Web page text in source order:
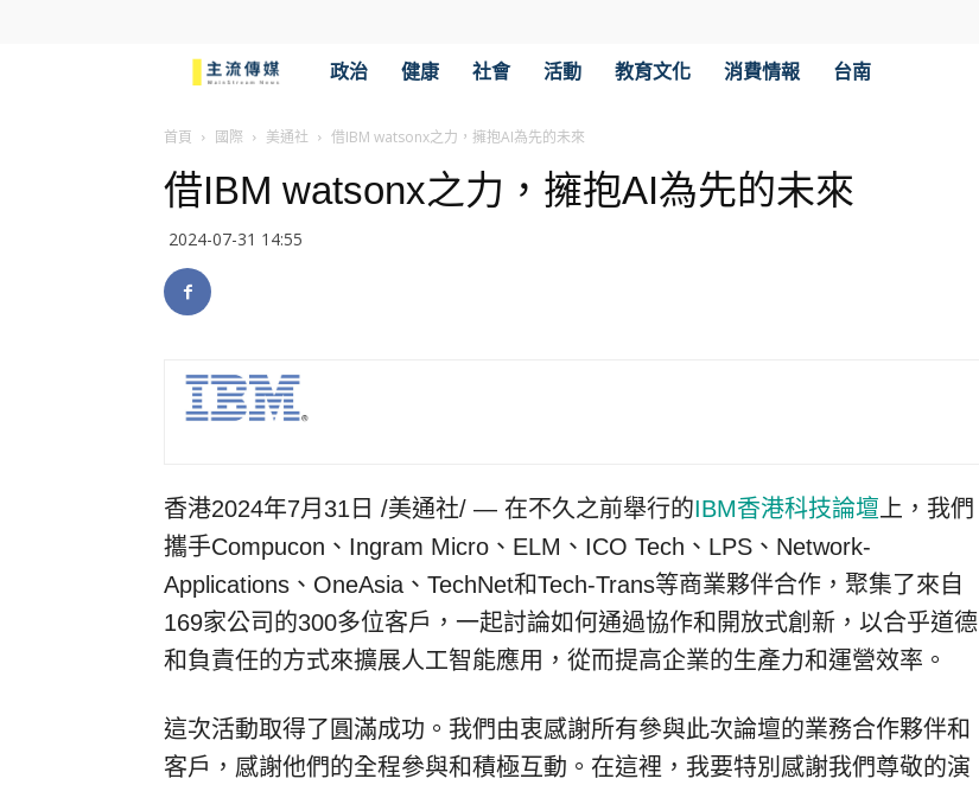
傳
政治 健康 社會 活動 教育文化 消費情報 台南
首頁 國際 美通社 借IBM watsonx之力，擁抱AI為先的未來
借IBM watsonx之力，擁抱AI為先的未來
2024-07-31 14:55
香港2024年7月31日 /美通社/ — 在不久之前舉行的IBM香港科技論壇 上，我們
攜手Compucon、Ingram Micro、ELM、ICO Tech、LPS、Network-
Applications、OneAsia、TechNet和Tech-Trans等商業夥伴合作，聚集了來自
169家公司的300多位客戶，一起討論如何通過協作和開放式創新，以合乎道德
和負責任的方式來擴展人工智能應用，從而提高企業的生產力和運營效率。
這次活動取得了圓滿成功。我們由衷感謝所有參與此次論壇的業務合作夥伴和
客戶，感謝他們的全程參與和積極互動。在這裡，我要特別感謝我們尊敬的演